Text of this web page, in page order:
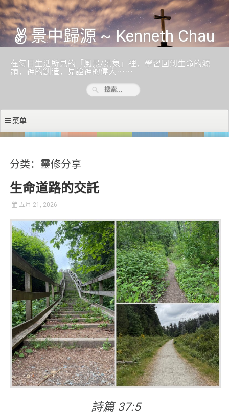
跳至内容
景中歸源 ~ Kenneth Chau
在每日生活所見的「風景/景象」裡，學習回到生命的源
頭，神的創造，見證神的偉大⋯⋯
菜单
分类：靈修分享
生命道路的交託
五月 21, 2026
詩篇 37:5